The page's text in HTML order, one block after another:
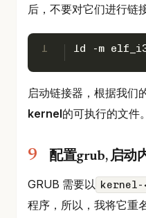
后，不要对它们进行链接
1 ld -m
启动链接器，根据我们
kernel的可执行的文件。
配置grub, 启动
GRUB 需要以 kernel-
程序，所以，我将它重